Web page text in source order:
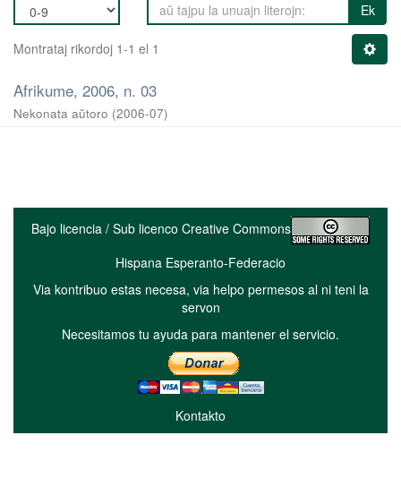
Ek
Montrataj rikordoj 1-1 el 1
Afrikume, 2006, n. 03
Nekonata aŭtoro (2006-07)
Bajo licencia / Sub licenco Creative Commons
Hispana Esperanto-Federacio
Via kontribuo estas necesa, via helpo permesos al ni teni la
servon
Necesitamos tu ayuda para mantener el servicio.
Kontakto